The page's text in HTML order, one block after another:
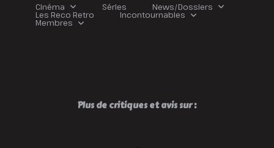
Cinéma Séries News/Dossiers
Les Reco Retro Incontournables
Membres
Plus de critiques et avis sur :